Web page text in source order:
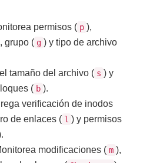
permisos ( p ),
grupo ( g ) y tipo de archivo
tamaño del archivo ( s ) y
( b ).
verificación de inodos
de enlaces ( l ) y permisos
modificaciones ( m ),